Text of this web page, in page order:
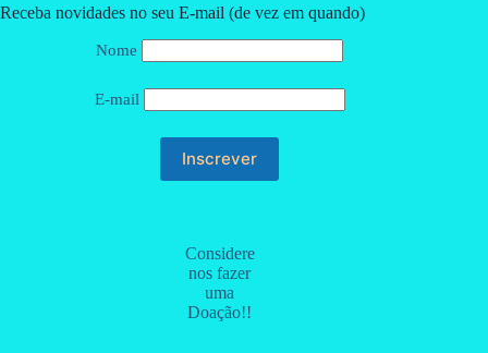
Receba novidades no seu E-mail (de vez em quando)
Nome
E-mail
Considere
nos fazer
uma
Doação!!